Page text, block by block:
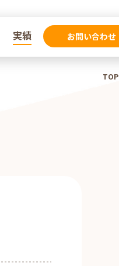
実績
実績 お問い合わせ
TOP